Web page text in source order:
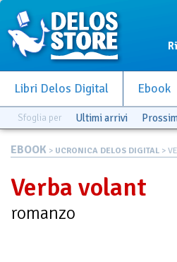
Libri Delos Digital Ebook
Sfoglia per Ultimi arrivi
EBOOK > UCRONICA DELOS DIGITAL >
Verba volant
romanzo